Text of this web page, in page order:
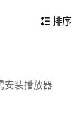
to find a way
影片中具有一
错的亮点，
影的观众观
 排序
安装播放器